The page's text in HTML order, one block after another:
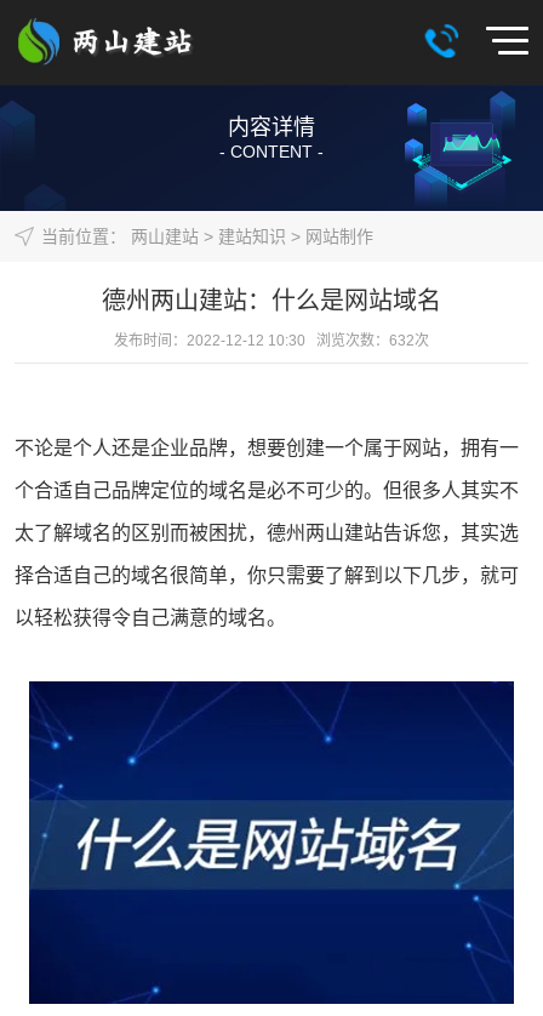
内容详情
- CONTENT -
当前位置： 两山建站> 建站知识 > 网站制作
德州两山建站：什么是网站域名
发布时间：2022-12-12 10:30 浏览次数： 632次
不论是个人还是企业品牌，想要创建一个属于网站，拥有一
个合适自己品牌定位的域名是必不可少的。但很多人其实不
太了解域名的区别而被困扰，德州 两山建站告诉您，其实选
择合适自己的域名很简单，你只需要了解到以下几步，就可
以轻松获得令自己满意的域名。